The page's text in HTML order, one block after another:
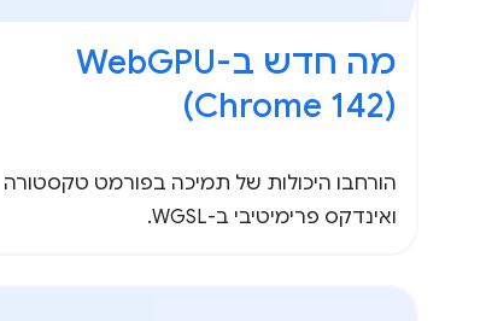
(Chrome 142)
הורחבו היכולות של תמיכה בפורמט טקסטורה
ואינדקס פרימיטיבי ב-WGSL.